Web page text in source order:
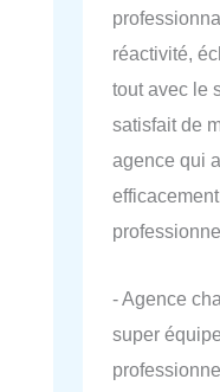
réactivité,
tout avec le
satisfait de
agence qui
- Agence
super